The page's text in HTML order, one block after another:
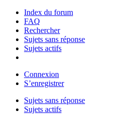
Index du forum
FAQ
Rechercher
Sujets sans réponse
Sujets actifs
Connexion
S’enregistrer
Sujets sans réponse
Sujets actifs